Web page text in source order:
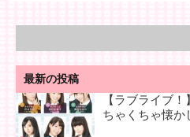
最新の投稿
【ラブライブ
ちゃくちゃ懐か